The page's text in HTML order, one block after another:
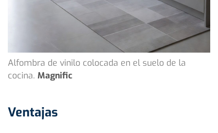
Alfombra de vinilo colocada en el suelo de la
cocina. Magnific
Ventajas